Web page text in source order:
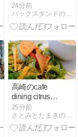
ット
24分前
バックスタンドの片隅から･･･
高崎のcafe
dining citrus
thymeで誕生
日ランチ♪
25分前
さとみとたまきのあれがそれなブログ。